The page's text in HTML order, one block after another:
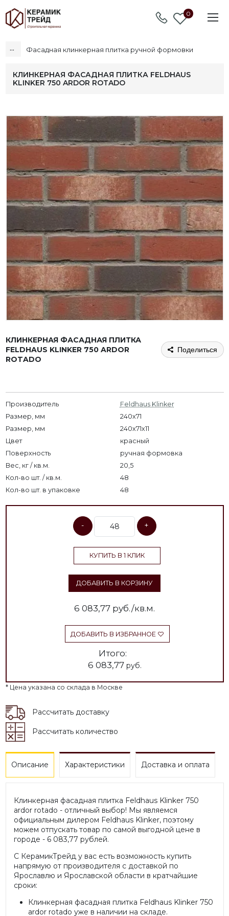
0
... Фасадная клинкерная плитка ручной формовки
КЛИНКЕРНАЯ ФАСАДНАЯ ПЛИТКА FELDHAUS
KLINKER 750 ARDOR ROTADO
КЛИНКЕРНАЯ ФАСАДНАЯ ПЛИТКА
FELDHAUS KLINKER 750 ARDOR
ROTADO
Поделиться
Производитель
Feldhaus Klinker
Размер, мм
240x71
Размер, мм
240х71х11
Цвет
красный
Поверхность
ручная формовка
Вес, кг / кв.м.
20,5
Кол-во шт. / кв.м.
48
Кол-во шт. в упаковке
48
- +
КУПИТЬ В 1 КЛИК
ДОБАВИТЬ В КОРЗИНУ
6 083,77руб./кв.м.
ДОБАВИТЬ В ИЗБРАННОЕ
Итого:
6 083,77руб.
* Цена указана со склада в Москве
Рассчитать доставку
Рассчитать количество
Описание Характеристики Доставка и оплата
Клинкерная фасадная плитка Feldhaus Klinker 750
ardor rotado - отличный выбор! Мы являемся
официальным дилером Feldhaus Klinker, поэтому
можем отпускать товар по самой выгодной цене в
городе - 6 083,77 рублей.
С КерамикТрейд у вас есть возможность купить
напрямую от производителя с доставкой по
Ярославлю и Ярославской области в кратчайшие
сроки:
Клинкерная фасадная плитка Feldhaus Klinker 750
ardor rotado уже в наличии на складе.